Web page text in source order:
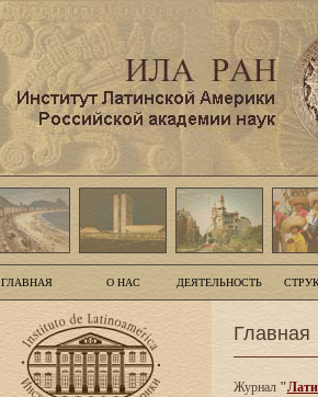
ГЛАВНАЯ О НАС ДЕЯТЕЛЬНОСТЬ
Главная
Журнал"